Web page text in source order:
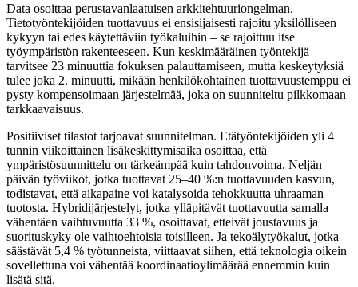
Data osoittaa perustavanlaatuisen arkkitehtuuriongelman.
Tietotyöntekijöiden tuottavuus ei ensisijaisesti rajoitu yksilölliseen
kykyyn tai edes käytettäviin työkaluihin – se rajoittuu itse
työympäristön rakenteeseen. Kun keskimääräinen työntekijä
tarvitsee 23 minuuttia fokuksen palauttamiseen, mutta keskeytyksiä
tulee joka 2. minuutti, mikään henkilökohtainen tuottavuustemppu ei
pysty kompensoimaan järjestelmää, joka on suunniteltu pilkkomaan
tarkkaavaisuus.
Positiiviset tilastot tarjoavat suunnitelman. Etätyöntekijöiden yli 4
tunnin viikoittainen lisäkeskittymisaika osoittaa, että
ympäristösuunnittelu on tärkeämpää kuin tahdonvoima. Neljän
päivän työviikot, jotka tuottavat 25–40 %:n tuottavuuden kasvun,
todistavat, että aikapaine voi katalysoida tehokkuutta uhraaman
tuotosta. Hybridijärjestelyt, jotka ylläpitävät tuottavuutta samalla
vähentäen vaihtuvuutta 33 %, osoittavat, etteivät joustavuus ja
suorituskyky ole vaihtoehtoisia toisilleen. Ja tekoälytyökalut, jotka
säästävät 5,4 % työtunneista, viittaavat siihen, että teknologia oikein
sovellettuna voi vähentää koordinaatioylimäärää ennemmin kuin
lisätä sitä.